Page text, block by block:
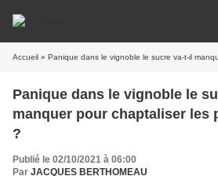
Accueil » Panique dans le vignoble le sucre va-t-il manquer
Panique dans le vignoble le
manquer pour chaptaliser les
?
Publié le 02/10/2021 à 06:00
Par JACQUES BERTHOMEAU